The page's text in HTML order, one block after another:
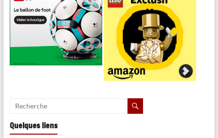
Quelques liens